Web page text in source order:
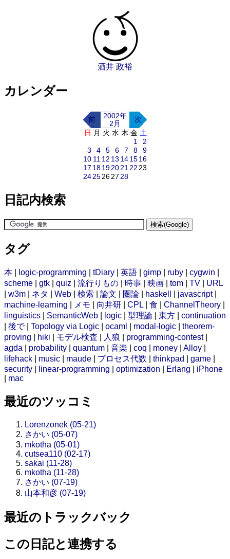
酒井 政裕
カレンダー
前
2002年
2月
次
日 月 火 水 木 金 土
1
2
3
4 5 6 7 8
9
10 11 12 13 141516
17 18192021 22 23
24252627 28
日記内検索
タグ
本 logic-programming tDiary 英語 gimp ruby cygwin
scheme
gtk quiz 流行りもの 時事 映画 tom TV
URL
w3m ネタ Web 検索 論文 圏論 haskell javascript|
machine-learning
メモ 向井研 CPL 食 ChannelTheory
linguistics
SemanticWeb logic 型理論 東方
continuation
後で| Topology via Logic ocaml modal-logic
theorem-
proving
hiki モデル検査 人狼 programming-contest|
agda
probability quantum 音楽 coq money Alloy
lifehack
music maude プロセス代数 thinkpad game
security
linear-programming optimization Erlang
iPhone
mac
最近のツッコミ
Lorenzonek (05-21)
さかい (05-07)
mkotha (05-01)
cutsea110 (02-17)
sakai (11-28)
mkotha (11-28)
さかい (07-19)
山本和彦 (07-19)
最近のトラックバック
この日記と連携する